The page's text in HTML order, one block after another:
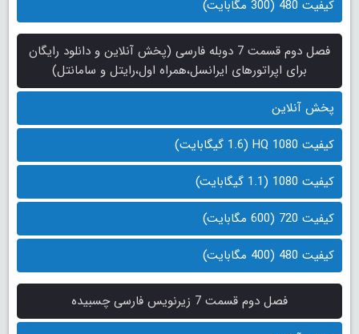
کیفیت 480 (300 مگابایت)
فصل دوم قسمت 7 دوبله فارسی (پخش آنلاین و دانلود رایگان
برای اپراتورهای ایرانسل،همراه اول،رایتل و سامانتل)
پخش آنلاین
کیفیت 1080 HQ (1.6 گیگابایت)
کیفیت 1080 (1.1 گیگابایت)
کیفیت 720 (600 مگابایت)
کیفیت 480 (400 مگابایت)
فصل دوم قسمت 7 زیرنویس فارسی چسبیده